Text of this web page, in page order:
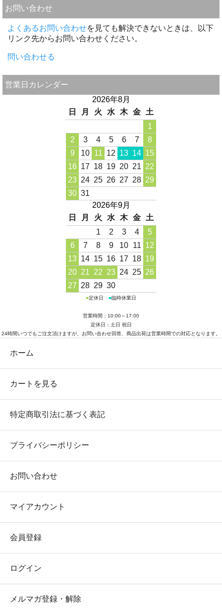
お問い合わせ
よくあるお問い合わせを見ても解決できないときは、以下
リンク先からお問い合わせください。
問い合わせる
営業日カレンダー
2026年8月
日
月 火 水 木 金
土
1
2
3 4 5 6 7
8
9
10 11 12 13 14 15
16 17 18 19 20 21 22
23 24 25 26 27 28 29
30 31
2026年9月
日
月 火 水 木 金
土
1
2 3 4
5
6
7 8 9 10 11 12
13 14 15 16 17 18 19
20 21 22 23 24 25 26
27 28 29 30
■定休日 ■臨時休業日
営業時間：10:00～17:00
定休日：土日 祝日
24時間いつでもご注文頂けますが、お問い合わせ回答、商品出荷は営業時間での対応となります。
ホーム
カートを見る
特定商取引法に基づく表記
プライバシーポリシー
お問い合わせ
マイアカウント
会員登録
ログイン
メルマガ登録・解除